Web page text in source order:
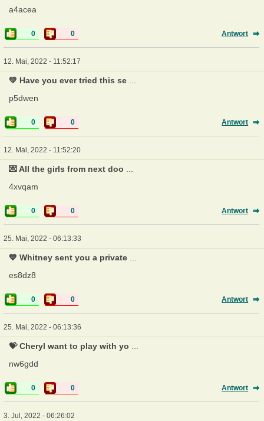
a4acea
0 0 Antwort
12. Mai, 2022 - 11:52:17
💚 Have you ever tried this se
p5dwen
0 0 Antwort
12. Mai, 2022 - 11:52:20
💌 All the girls from next doo
4xvqam
0 0 Antwort
25. Mai, 2022 - 06:13:33
💙 Whitney sent you a private
es8dz8
0 0 Antwort
25. Mai, 2022 - 06:13:36
💝 Cheryl want to play with yo
nw6gdd
0 0 Antwort
3. Jul, 2022 - 06:26:02